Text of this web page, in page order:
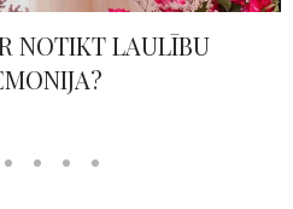
KĀZU MODES
VIDEO ATSKATS